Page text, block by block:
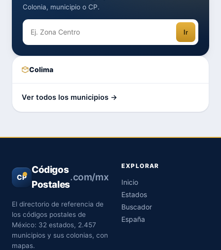
Colonia, municipio o CP.
Ir
Colima
Ver todos los municipios →
CP
Códigos
Postales
.com/mx
El directorio de referencia de
los códigos postales de
México: 32 estados, 2.457
municipios y sus colonias, con
mapas.
EXPLORAR
Inicio
Estados
Buscador
España